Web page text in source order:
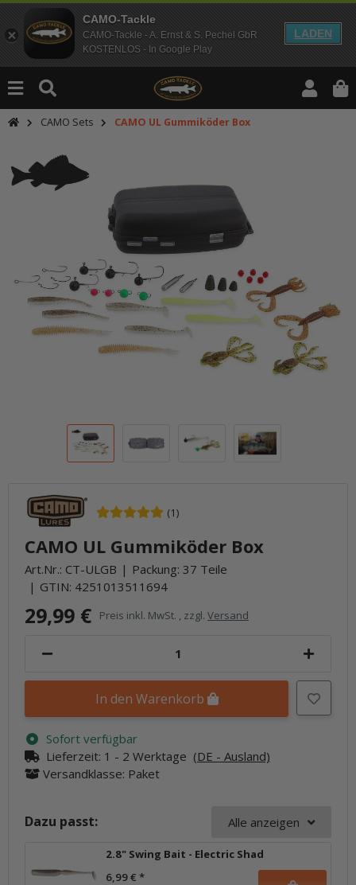
CAMO-Tackle
CAMO-Tackle - A. Ernst & S. Pechel GbR
KOSTENLOS - In Google Play
LADEN
CAMO Sets CAMO UL Gummiköder Box
(1)
CAMO UL Gummiköder Box
Art.Nr.: CT-ULGB
Packung: 37 Teile
GTIN: 4251013511694
29,99 € Preis inkl. MwSt. , zzgl. Versand
In den Warenkorb
Sofort verfügbar
Lieferzeit: 1 - 2 Werktage (DE - Ausland)
Versandklasse: Paket
Dazu passt: Alle anzeigen
2.8" Swing Bait - Electric Shad
6,99 € *